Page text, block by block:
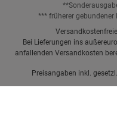
*** früherer gebundener
Bei Lieferungen ins
anfallenden Versandkosten
Preisangaben inkl.